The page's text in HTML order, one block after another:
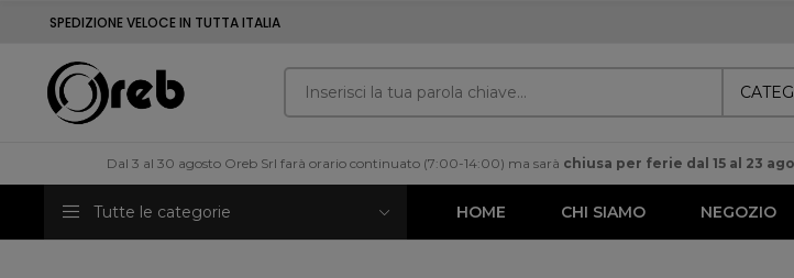
SPEDIZIONE VELOCE IN TUTTA ITALIA
Dal 3 al 30 agosto Oreb Srl farà orario continuato (7:00-14:00) ma sarà chiusa per ferie dal 15 al 23
Tutte le categorie HOME CHI SIAMO NEGOZIO